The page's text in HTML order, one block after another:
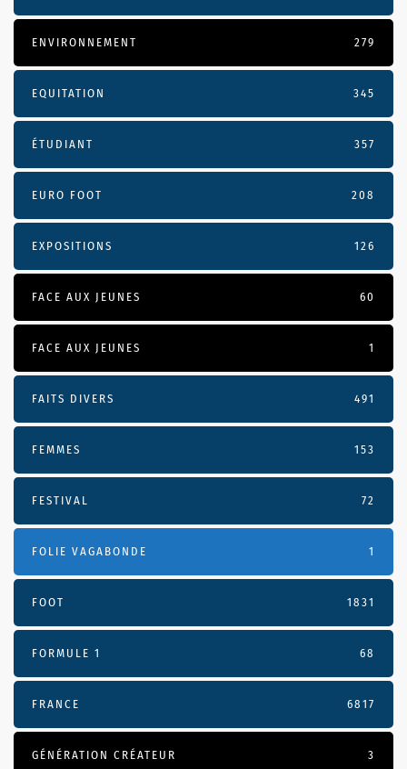
ENVIRONNEMENT 279
EQUITATION 345
ÉTUDIANT 357
EURO FOOT 208
EXPOSITIONS 126
FACE AUX JEUNES 60
FACE AUX JEUNES 1
FAITS DIVERS 491
FEMMES 153
FESTIVAL 72
FOLIE VAGABONDE 1
FOOT 1831
FORMULE 1 68
FRANCE 6817
GÉNÉRATION CRÉATEUR 3